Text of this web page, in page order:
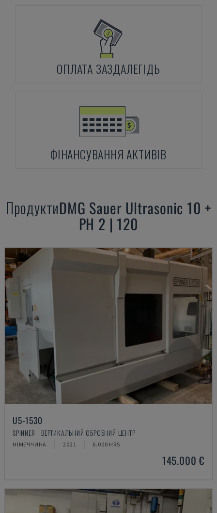
ОПЛАТА ЗАЗДАЛЕГІДЬ
ФІНАНСУВАННЯ АКТИВІВ
ПродуктиDMG Sauer Ultrasonic 10 +
PH 2 | 120
U5-1530
SPINNER - ВЕРТИКАЛЬНИЙ ОБРОБНИЙ ЦЕНТР
НІМЕЧЧИНА 2021 6.000 HRS
145.000 €